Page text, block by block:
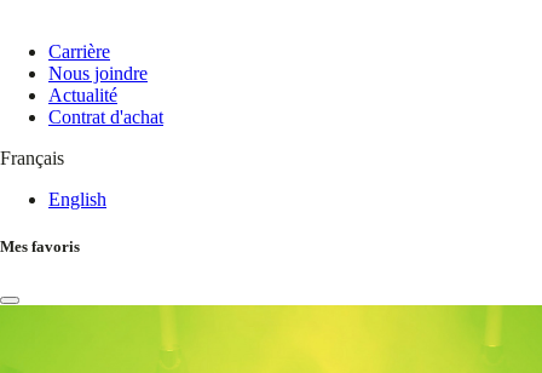
Carrière
Nous joindre
Actualité
Contrat d'achat
Français
English
Mes favoris